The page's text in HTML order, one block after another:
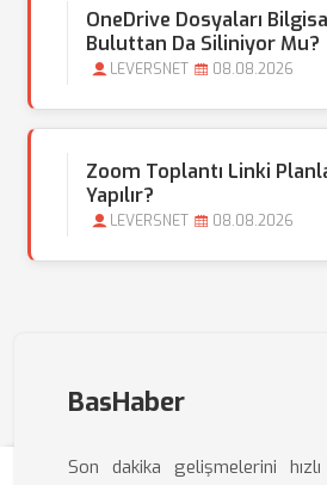
OneDrive Dosyaları
Buluttan Da Siliniyor Mu?
LEVERSNET 08.08.2026
Zoom Toplantı Linki
Yapılır?
LEVERSNET 08.08.2026
BasHaber
Son dakika gelişmelerini